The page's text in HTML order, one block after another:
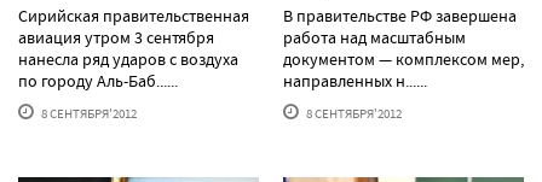
Сирийская правительственная
авиация утром 3 сентября
нанесла ряд ударов с воздуха
по городу Аль-Баб......
8 СЕНТЯБРЯ'2012
В правительстве РФ завершена
работа над масштабным
документом — комплексом мер,
направленных н......
8 СЕНТЯБРЯ'2012